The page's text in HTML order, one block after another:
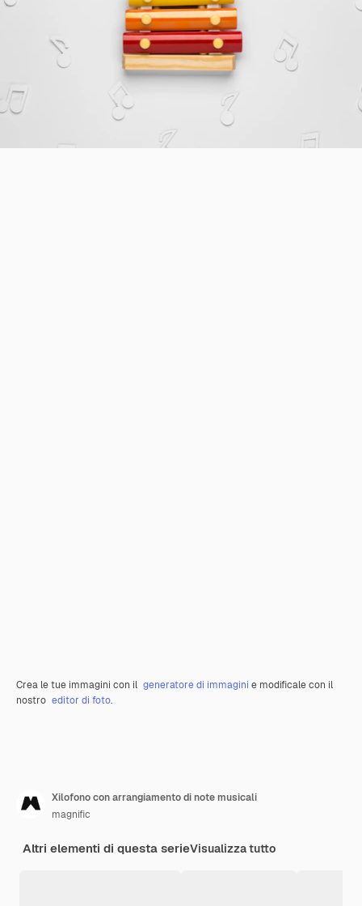
Crea le tue immagini con il generatore di immagini e modificale con il
nostro editor di foto.
Xilofono con arrangiamento di note musicali
magnific
Altri elementi di questa serieVisualizza tutto